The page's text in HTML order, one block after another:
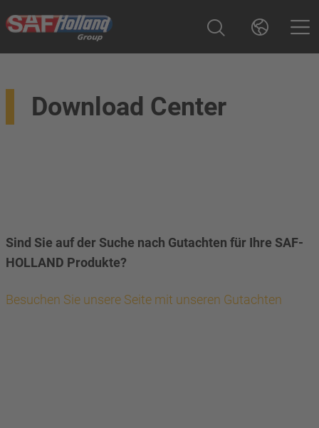
Download Center
Sind Sie auf der Suche nach Gutachten für Ihre SAF-
HOLLAND Produkte?
Besuchen Sie unsere Seite mit unseren Gutachten